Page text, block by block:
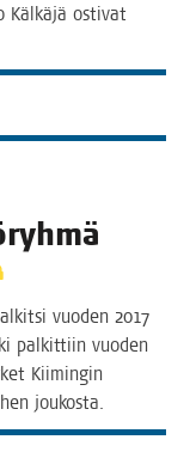
Käl­kä­jä osti­vat
vuo­den 2017
pal­kit­tiin vuo­den
Kii­min­gin
joukosta.